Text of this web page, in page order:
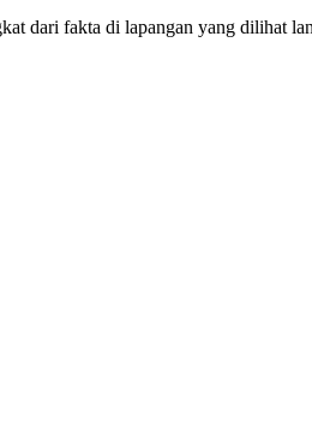
dari fakta di lapangan yang dilihat